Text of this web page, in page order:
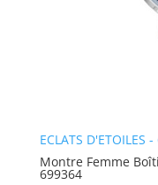
ECLATS D'ETOILES
Montre Femme
699364